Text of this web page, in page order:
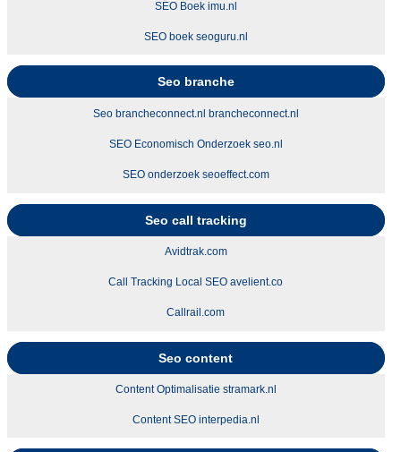
SEO Boek imu.nl
SEO boek seoguru.nl
Seo branche
Seo brancheconnect.nl brancheconnect.nl
SEO Economisch Onderzoek seo.nl
SEO onderzoek seoeffect.com
Seo call tracking
Avidtrak.com
Call Tracking Local SEO avelient.co
Callrail.com
Seo content
Content Optimalisatie stramark.nl
Content SEO interpedia.nl